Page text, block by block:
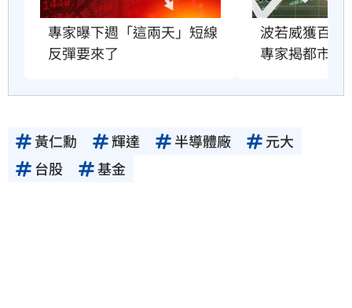
專家曝下週「這兩天」短線
反彈要來了
波若威獲百
專家揭都市傳
黃仁勳 輝達 半導體廠
元大
台股
基金